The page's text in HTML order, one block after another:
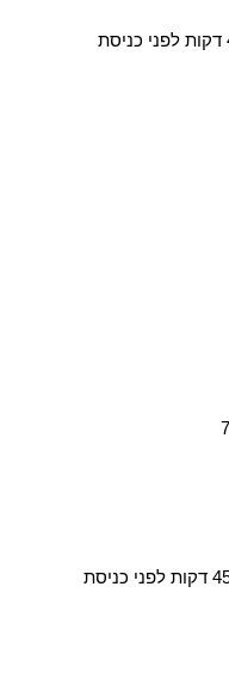
יום ו' פתיחה 6:30 סגירה שעה ו-45 דקות לפני כניסת
יום ו' פתיחה – 7:00 סגירה שעה ו-45 דקות לפני כניסת